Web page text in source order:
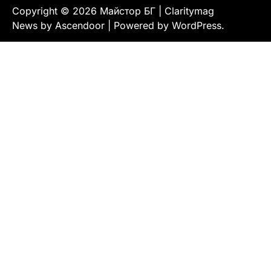
Copyright © 2026 Майстор БГ | Claritymag
News by Ascendoor | Powered by WordPress.